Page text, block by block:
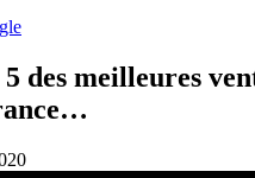
des meilleures